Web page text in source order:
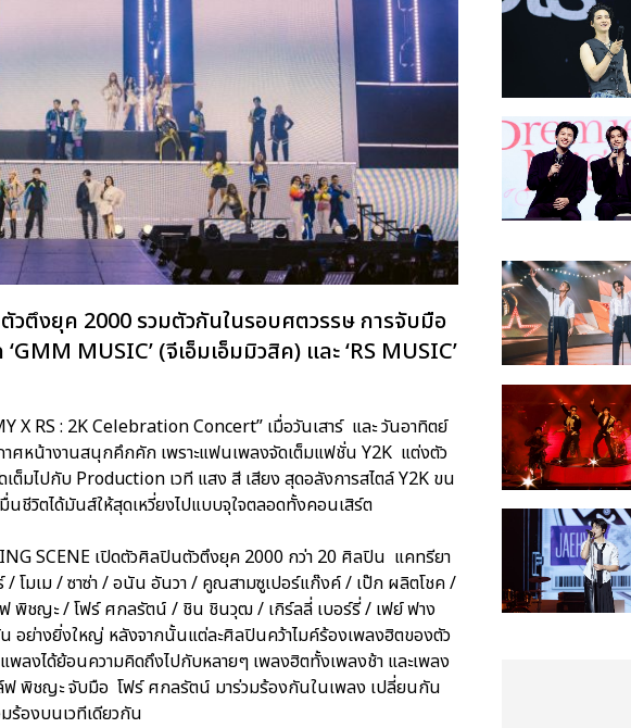
ตึงยุค 2000 รวมตัวกันในรอบศตวรรษ การจับมือ
MUSIC’ (จีเอ็มเอ็มมิวสิค) และ ‘RS MUSIC’
X RS : 2K Celebration Concert” เมื่อวันเสาร์ และ วันอาทิตย์
ศหน้างานสนุกคึกคัก เพราะแฟนเพลงจัดเต็มแฟชั่น Y2K แต่งตัว
มไปกับ Production เวที แสง สี เสียง สุดอลังการสไตล์ Y2K ขน
ชีวิตได้มันส์ให้สุดเหวี่ยงไปแบบจุใจตลอดทั้งคอนเสิร์ต
SCENE เปิดตัวศิลปินตัวตึงยุค 2000 กว่า 20 ศิลปิน แคทรียา
โมเม / ซาซ่า / อนัน อันวา / คูณสามซูเปอร์แก๊งค์ / เป๊ก ผลิตโชค /
ชญะ / โฟร์ ศกลรัตน์ / ชิน ชินวุฒ / เกิร์ลลี่ เบอร์รี่ / เฟย์ ฟาง
อย่างยิ่งใหญ่ หลังจากนั้นแต่ละศิลปินคว้าไมค์ร้องเพลงฮิตของตัว
พลงได้ย้อนความคิดถึงไปกับหลายๆ เพลงฮิตทั้งเพลงช้า และเพลง
ฟ พิชญะ จับมือ โฟร์ ศกลรัตน์ มาร่วมร้องกันในเพลง เปลี่ยนกัน
ร้องบนเวทีเดียวกัน